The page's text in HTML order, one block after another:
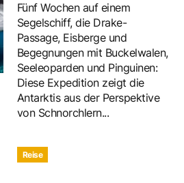
Fünf Wochen auf einem
Segelschiff, die Drake-
Passage, Eisberge und
Begegnungen mit Buckelwalen,
Seeleoparden und Pinguinen:
Diese Expedition zeigt die
Antarktis aus der Perspektive
von Schnorchlern...
Reise